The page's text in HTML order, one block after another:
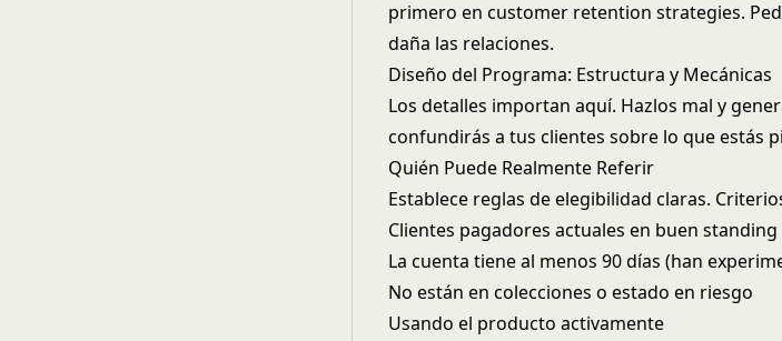
primero encustomer retention strategies.
daña las relaciones.
Diseño del Programa: Estructura y Mecánicas
Los detalles importan aquí. Hazlos mal y
confundirás a tus clientes sobre lo que estás
Quién Puede Realmente Referir
Establece reglas de elegibilidad claras.
Clientes pagadores actuales en buen standing
La cuenta tiene al menos 90 días (han
No están en colecciones o estado en riesgo
Usando el producto activamente